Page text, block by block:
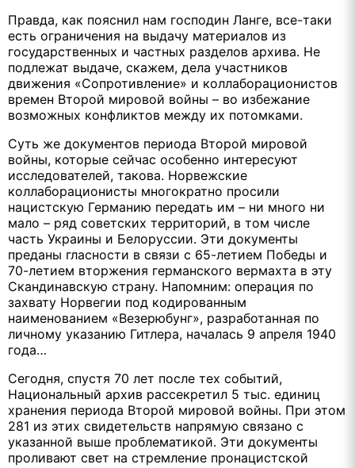
Правда, как пояснил нам господин Ланге, все-таки
есть ограничения на выдачу материалов из
государственных и частных разделов архива. Не
подлежат выдаче, скажем, дела участников
движения «Сопротивление» и коллаборационистов
времен Второй мировой войны – во избежание
возможных конфликтов между их потомками.
Суть же документов периода Второй мировой
войны, которые сейчас особенно интересуют
исследователей, такова. Норвежские
коллаборационисты многократно просили
нацистскую Германию передать им – ни много ни
мало – ряд советских территорий, в том числе
часть Украины и Белоруссии. Эти документы
преданы гласности в связи с 65-летием Победы и
70-летием вторжения германского вермахта в эту
Скандинавскую страну. Напомним: операция по
захвату Норвегии под кодированным
наименованием «Везерюбунг», разработанная по
личному указанию Гитлера, началась 9 апреля 1940
года…
Сегодня, спустя 70 лет после тех событий,
Национальный архив рассекретил 5 тыс. единиц
хранения периода Второй мировой войны. При этом
281 из этих свидетельств напрямую связано с
указанной выше проблематикой. Эти документы
проливают свет на стремление пронацистской